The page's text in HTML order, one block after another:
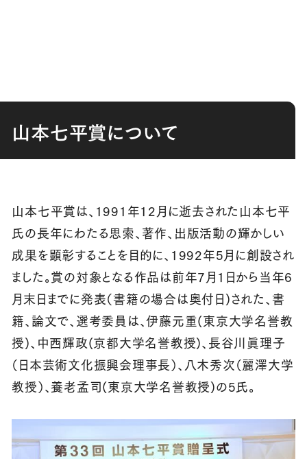
山本七平賞について
山本七平賞は、1991年12月に逝去された山本七平
氏の長年にわたる思索、著作、出版活動の輝かしい
成果を顕彰することを目的に、1992年5月に創設され
ました。賞の対象となる作品は前年7月1日から当年6
月末日までに発表（書籍の場合は奥付日)された、書
籍、論文で、選考委員は、伊藤元重(東京大学名誉教
授)、中西輝政(京都大学名誉教授)、長谷川眞理子
（日本芸術文化振興会理事長）、八木秀次（麗澤大学
教授）、養老孟司(東京大学名誉教授)の5氏。